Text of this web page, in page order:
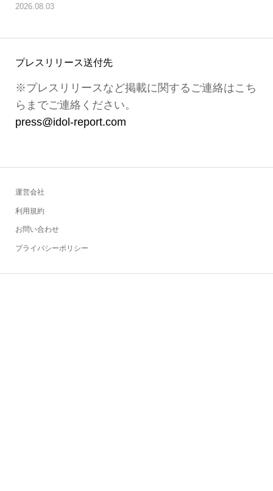
2026.08.03
プレスリリース送付先
※プレスリリースなど掲載に関するご連絡はこち
らまでご連絡ください。
press@idol-report.com
運営会社
利用規約
お問い合わせ
プライバシーポリシー